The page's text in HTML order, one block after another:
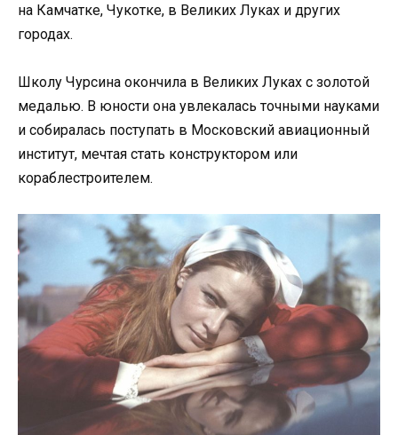
на Камчатке, Чукотке, в Великих Луках и других
городах.
Школу Чурсина окончила в Великих Луках с золотой
медалью. В юности она увлекалась точными науками
и собиралась поступать в Московский авиационный
институт, мечтая стать конструктором или
кораблестроителем.